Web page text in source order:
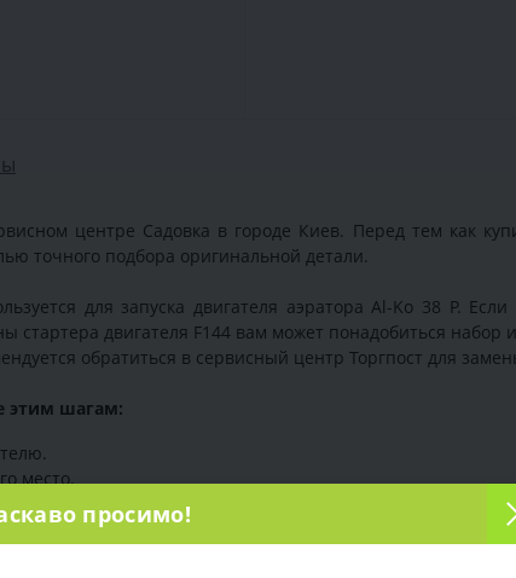
центре Садовка в городе Киев. Перед тем как
точного подбора оригинальной детали.
для запуска двигателя аэратора Al-Ko 38 P.
двигателя F144 вам может понадобиться набор
обратиться в сервисный центр Торгпост для
этим шагам:
место.
просимо!